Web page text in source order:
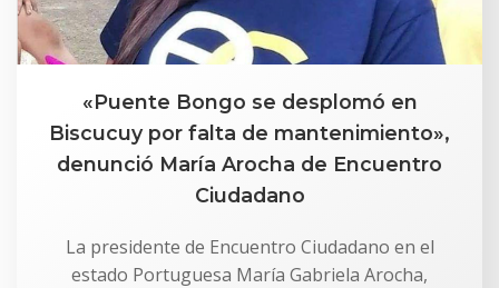
«Puente Bongo se desplomó en
Biscucuy por falta de mantenimiento»,
denunció María Arocha de Encuentro
Ciudadano
La presidente de Encuentro Ciudadano en el
estado Portuguesa María Gabriela Arocha,